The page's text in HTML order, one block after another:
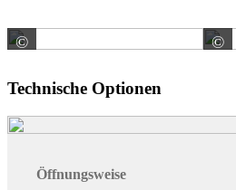
© © natalialeb / stock.adobe.com
©
Technische Optionen
Öffnungsweise